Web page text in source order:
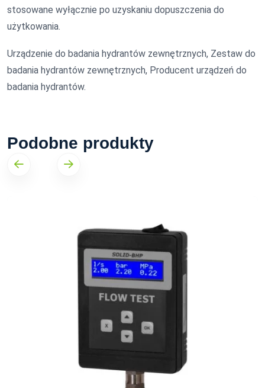
stosowane wyłącznie po uzyskaniu dopuszczenia do
użytkowania.
Urządzenie do badania hydrantów zewnętrznych, Zestaw do
badania hydrantów zewnętrznych, Producent urządzeń do
badania hydrantów.
Podobne produkty